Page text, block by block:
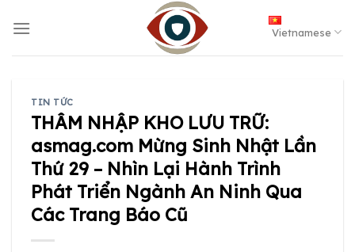
Vietnamese
TIN TỨC
THÂM NHẬP KHO LƯU TRỮ:
asmag.com Mừng Sinh Nhật Lần
Thứ 29 – Nhìn Lại Hành Trình
Phát Triển Ngành An Ninh Qua
Các Trang Báo Cũ